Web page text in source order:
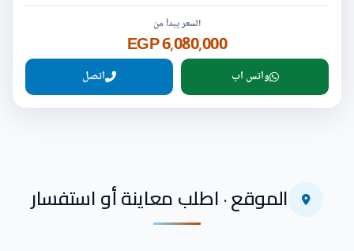
السعر يبدأ من
6,080,000 EGP
واتس اب اتصل
الموقع · اطلب معاينة أو استفسار